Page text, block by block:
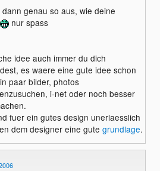
genau so aus, wie deine
nur spass
idee auch immer du dich
es waere eine gute idee schon
paar bilder, photos
i-net oder noch besser
fuer ein gutes design unerlaesslich
dem designer eine gute grundlage.